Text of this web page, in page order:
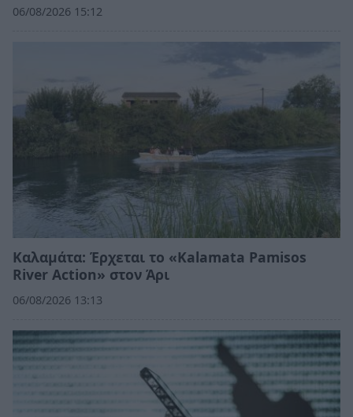
06/08/2026 15:12
Καλαμάτα: Έρχεται το «Kalamata Pamisos
River Action» στον Άρι
06/08/2026 13:13